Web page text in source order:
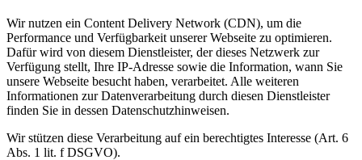
Wir nutzen ein Content Delivery Network (CDN), um die
Performance und Verfügbarkeit unserer Webseite zu optimieren.
Dafür wird von diesem Dienstleister, der dieses Netzwerk zur
Verfügung stellt, Ihre IP-Adresse sowie die Information, wann Sie
unsere Webseite besucht haben, verarbeitet. Alle weiteren
Informationen zur Datenverarbeitung durch diesen Dienstleister
finden Sie in dessen Datenschutzhinweisen.
Wir stützen diese Verarbeitung auf ein berechtigtes Interesse (Art. 6
Abs. 1 lit. f DSGVO).